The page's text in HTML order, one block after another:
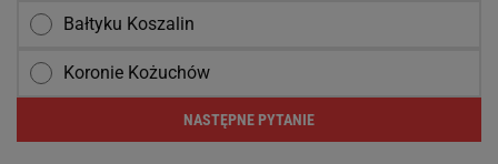
Bałtyku Koszalin
Koronie Kożuchów
NASTĘPNE PYTANIE